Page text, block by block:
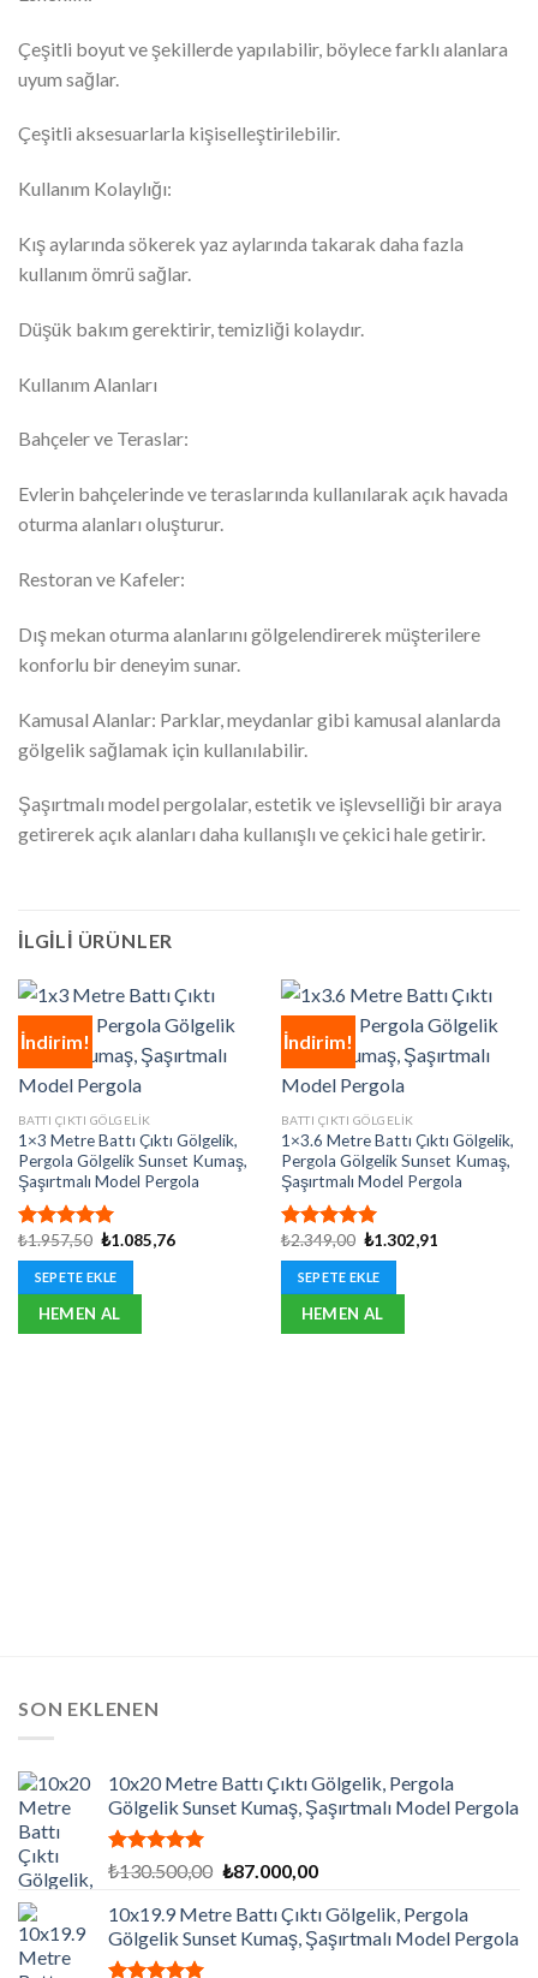
Çeşitli boyut ve şekillerde yapılabilir, böylece farklı alanlara
uyum sağlar.
Çeşitli aksesuarlarla kişiselleştirilebilir.
Kullanım Kolaylığı:
Kış aylarında sökerek yaz aylarında takarak daha fazla
kullanım ömrü sağlar.
Düşük bakım gerektirir, temizliği kolaydır.
Kullanım Alanları
Bahçeler ve Teraslar:
Evlerin bahçelerinde ve teraslarında kullanılarak açık havada
oturma alanları oluşturur.
Restoran ve Kafeler:
Dış mekan oturma alanlarını gölgelendirerek müşterilere
konforlu bir deneyim sunar.
Kamusal Alanlar: Parklar, meydanlar gibi kamusal alanlarda
gölgelik sağlamak için kullanılabilir.
Şaşırtmalı model pergolalar, estetik ve işlevselliği bir araya
getirerek açık alanları daha kullanışlı ve çekici hale getirir.
İLGILI ÜRÜNLER
İndirim!
BATTI ÇIKTI GÖLGELIK
1×3 Metre Battı Çıktı Gölgelik,
Pergola Gölgelik Sunset Kumaş,
Şaşırtmalı Model Pergola
5 üzerinden
5.00oy
aldı
₺1.957,50 Orijinal
₺1.957,50.
₺1.085,76Şu
SEPETE EKLE
HEMEN AL
İndirim!
BATTI ÇIKTI GÖLGELIK
1×3.6 Metre Battı Çıktı Gölgelik,
Pergola Gölgelik Sunset Kumaş,
Şaşırtmalı Model Pergola
5 üzerinden
5.00oy
aldı
₺2.349,00 Orijinal
₺2.349,00.
₺1.302,91
SEPETE EKLE
HEMEN AL
SON EKLENEN
10x20 Metre Battı Çıktı Gölgelik, Pergola
Gölgelik Sunset Kumaş, Şaşırtmalı Model Pergola
5 üzerinden
aldı
₺130.500,00 Orijinal
₺130.500,00.
₺87.000,00Şu
fiyat:
₺87.000,00.
10x19.9 Metre Battı Çıktı Gölgelik, Pergola
Gölgelik Sunset Kumaş, Şaşırtmalı Model Pergola